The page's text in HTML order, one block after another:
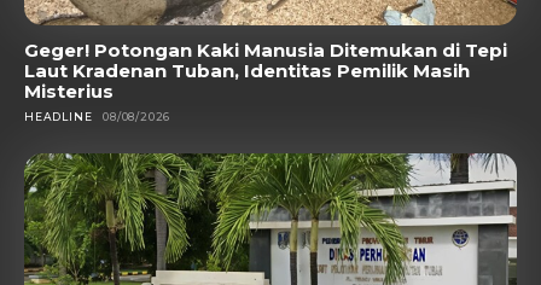
Geger! Potongan Kaki Manusia Ditemukan di Tepi
Laut Kradenan Tuban, Identitas Pemilik Masih
Misterius
HEADLINE 08/08/2026